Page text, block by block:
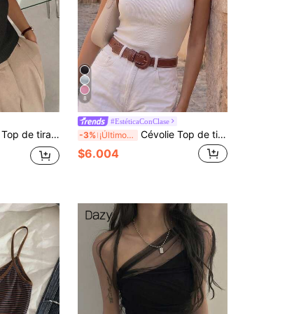
textura y torsión delantera de unicolor para mujer, top lindo de verano
8
#EstéticaConClase
-3% ¡Últimos 3 días Cévolie Top de tirantes sexy y ajustado con diseño de espalda descubierta
$6.004